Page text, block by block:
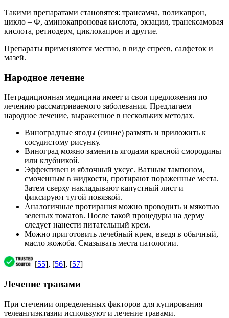
Такими препаратами становятся: трансамча, поликапрон,
цикло – Ф, аминокапроновая кислота, экзацил, транексамовая
кислота, ретиодерм, циклокапрон и другие.
Препараты применяются местно, в виде спреев, салфеток и
мазей.
Народное лечение
Нетрадиционная медицина имеет и свои предложения по
лечению рассматриваемого заболевания. Предлагаем
народное лечение, выраженное в нескольких методах.
Виноградные ягоды (синие) размять и приложить к
сосудистому рисунку.
Виноград можно заменить ягодами красной смородины
или клубникой.
Эффективен и яблочный уксус. Ватным тампоном,
смоченным в жидкости, протирают пораженные места.
Затем сверху накладывают капустный лист и
фиксируют тугой повязкой.
Аналогичные протирания можно проводить и мякотью
зеленых томатов. После такой процедуры на дерму
следует нанести питательный крем.
Можно приготовить лечебный крем, введя в обычный,
масло жожоба. Смазывать места патологии.
[55], [56], [57]
Лечение травами
При стечении определенных факторов для купирования
телеангиэктазии используют и лечение травами.